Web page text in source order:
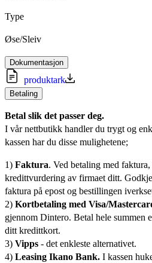
Type
Øse/Sleiv
Dokumentasjon
produktark
Betaling
Betal slik det passer deg.
I vår nettbutikk handler du trygt og
kassen har du disse mulighetene;
1) Faktura. Ved betaling med
kredittvurdering av firmaet ditt.
faktura på epost og bestillingen
2) Kortbetaling med Visa/
gjennom Dintero. Betal hele summen
ditt kredittkort.
3) Vipps - det enkleste alternativet.
4) Leasing Ikano Bank. I kassen